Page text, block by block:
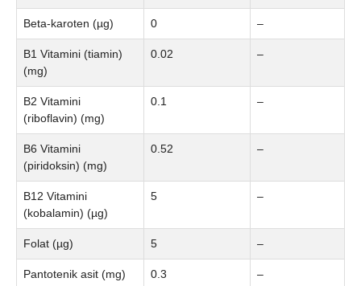
Beta-karoten (µg) 0 –
B1 Vitamini (tiamin)
(mg)
0.02 –
B2 Vitamini
(riboflavin) (mg)
0.1 –
B6 Vitamini
(piridoksin) (mg)
0.52 –
B12 Vitamini
(kobalamin) (µg)
5 –
Folat (µg) 5 –
Pantotenik asit (mg) 0.3 –